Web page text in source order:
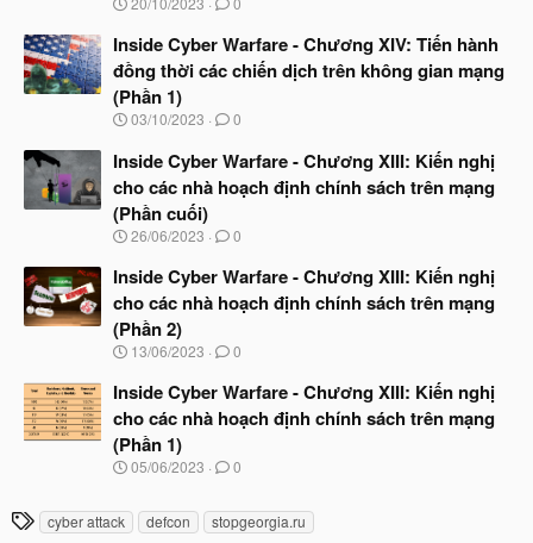
ầ
u
à
b
ắ
t
ầ
u
Inside Cyber Warfare - Chương XIV: Tiến hành
đồng thời các chiến dịch trên không gian mạng
(Phần 1)
N
à
y
b
ắ
t
ầ
u
03/10/2023 0
Inside Cyber Warfare - Chương XIII: Kiến nghị
cho các nhà hoạch định chính sách trên mạng
(Phần cuối)
N
à
b
ắ
t
ầ
u
26/06/2023 0
Inside Cyber Warfare - Chương XIII: Kiến nghị
cho các nhà hoạch định chính sách trên mạng
(Phần 2)
N
à
b
ắ
t
13/06/2023 0
Inside Cyber Warfare - Chương XIII: Kiến nghị
cho các nhà hoạch định chính sách trên mạng
(Phần 1)
N
05/06/2023 0
Tcyber attack defcon stopgeorgia.ru